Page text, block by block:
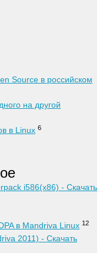
Source в российском
на другой
в Linux 6
i586(x86) - Скачать
в Mandriva Linux 12
2011) - Скачать